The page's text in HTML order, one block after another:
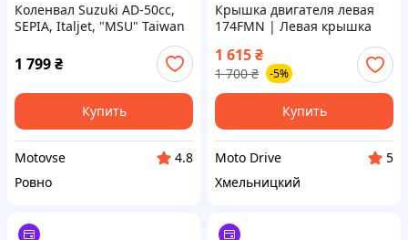
Коленвал Suzuki AD-50cc,
SEPIA, Italjet, "MSU" Taiwan
1 799₴
Купить
Motovse
4.8
Ровно
Крышка двигателя левая
174FMN | Левая крышка
1 615₴
1 700 ₴ -5%
Купить
Moto Drive
5
Хмельницкий